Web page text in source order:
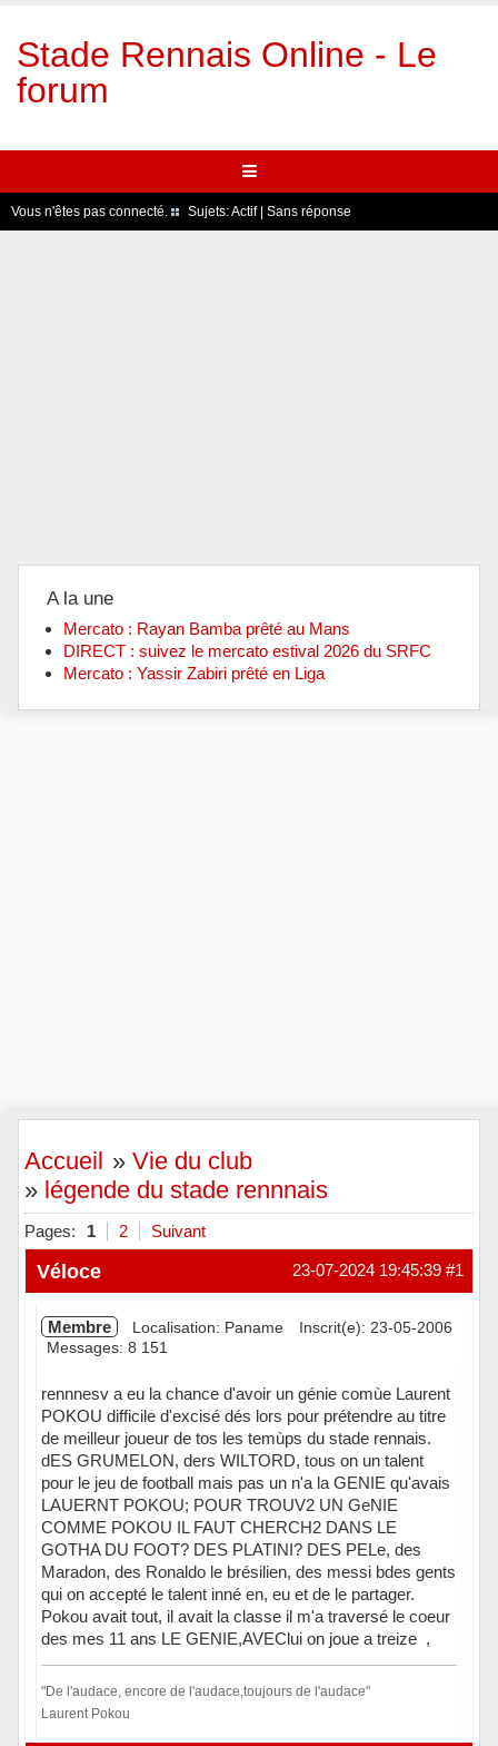
Stade Rennais Online - Le
forum
Vous n'êtes pas connecté. Sujets:Actif| Sans réponse
A la une
Mercato : Rayan Bamba prêté au Mans
DIRECT : suivez le mercato estival 2026 du SRFC
Mercato : Yassir Zabiri prêté en Liga
Accueil »Vie du club
» légende du stade rennnais
Pages: 1 2 Suivant
#1
23-07-2024 19:45:39
Véloce
Membre Localisation: Paname
Inscrit(e): 23-05-2006
Messages: 8 151
rennnesv a eu la chance d'avoir un génie comùe Laurent
POKOU difficile d'excisé dés lors pour prétendre au titre
de meilleur joueur de tos les temùps du stade rennais.
dES GRUMELON, ders WILTORD, tous on un talent
pour le jeu de football mais pas un n'a la GENIE qu'avais
LAUERNT POKOU; POUR TROUV2 UN GeNIE
COMME POKOU IL FAUT CHERCH2 DANS LE
GOTHA DU FOOT? DES PLATINI? DES PELe, des
Maradon, des Ronaldo le brésilien, des messi bdes gents
qui on accepté le talent inné en, eu et de le partager.
Pokou avait tout, il avait la classe il m'a traversé le coeur
des mes 11 ans LE GENIE,AVEClui on joue a treize ,
"De l'audace, encore de l'audace,toujours de l'audace"
Laurent Pokou